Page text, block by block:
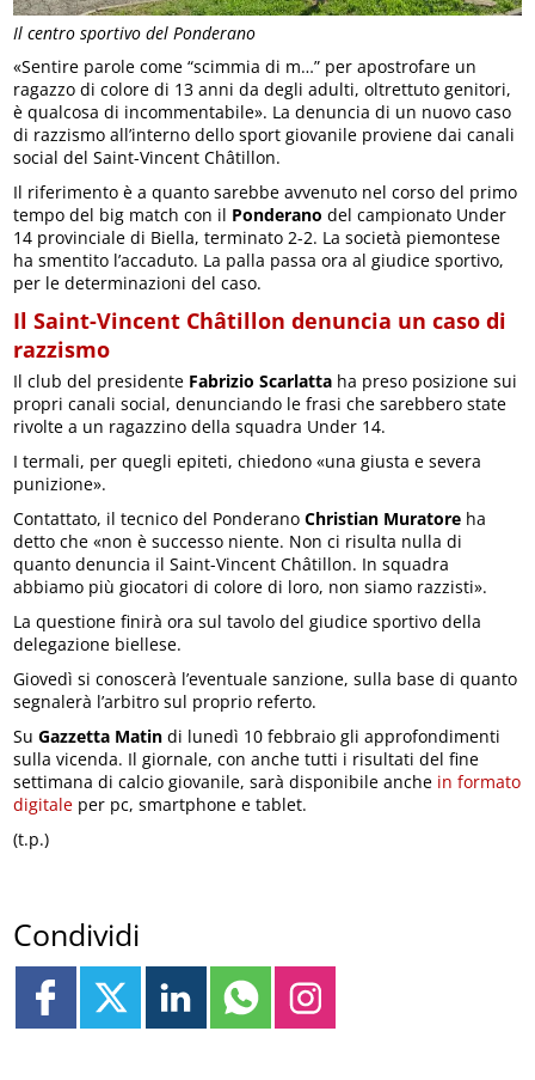
Il centro sportivo del Ponderano
«Sentire parole come “scimmia di m…” per apostrofare un
ragazzo di colore di 13 anni da degli adulti, oltrettuto genitori,
è qualcosa di incommentabile». La denuncia di un nuovo caso
di razzismo all’interno dello sport giovanile proviene dai canali
social del Saint-Vincent Châtillon.
Il riferimento è a quanto sarebbe avvenuto nel corso del primo
tempo del big match con il Ponderano del campionato Under
14 provinciale di Biella, terminato 2-2. La società piemontese
ha smentito l’accaduto. La palla passa ora al giudice sportivo,
per le determinazioni del caso.
Il Saint-Vincent Châtillon denuncia un caso di
razzismo
Il club del presidente Fabrizio Scarlatta ha preso posizione sui
propri canali social, denunciando le frasi che sarebbero state
rivolte a un ragazzino della squadra Under 14.
I termali, per quegli epiteti, chiedono «una giusta e severa
punizione».
Contattato, il tecnico del PonderanoChristian Muratore ha
detto che «non è successo niente. Non ci risulta nulla di
quanto denuncia il Saint-Vincent Châtillon. In squadra
abbiamo più giocatori di colore di loro, non siamo razzisti».
La questione finirà ora sul tavolo del giudice sportivo della
delegazione biellese.
Giovedì si conoscerà l’eventuale sanzione, sulla base di quanto
segnalerà l’arbitro sul proprio referto.
SuGazzetta Matin di lunedì 10 febbraio gli approfondimenti
sulla vicenda. Il giornale, con anche tutti i risultati del fine
settimana di calcio giovanile, sarà disponibile anche in formato
digitale per pc, smartphone e tablet.
(t.p.)
Condividi